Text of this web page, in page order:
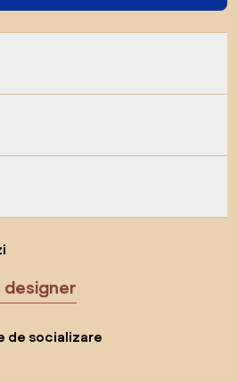
designer
de socializare